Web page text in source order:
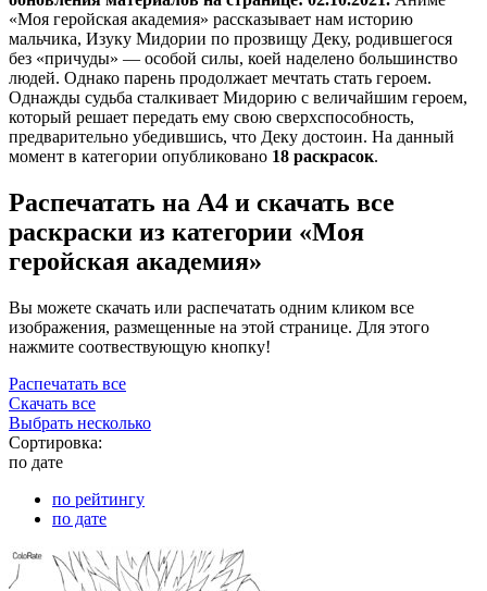
«Моя геройская академия» рассказывает нам историю
мальчика, Изуку Мидории по прозвищу Деку, родившегося
без «причуды» — особой силы, коей наделено большинство
людей. Однако парень продолжает мечтать стать героем.
Однажды судьба сталкивает Мидорию с величайшим героем,
который решает передать ему свою сверхспособность,
предварительно убедившись, что Деку достоин. На данный
момент в категории опубликовано 18 раскрасок.
Распечатать на А4 и скачать все
раскраски из категории «Моя
геройская академия»
Вы можете скачать или распечатать одним кликом все
изображения, размещенные на этой странице. Для этого
нажмите соотвествующую кнопку!
Распечатать все
Скачать все
Выбрать несколько
Сортировка:
по дате
по рейтингу
по дате